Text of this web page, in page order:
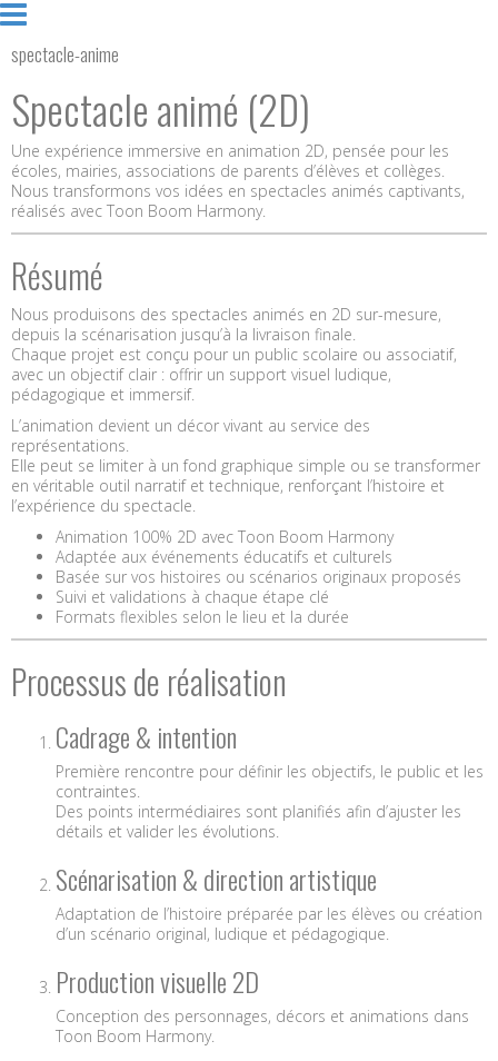
spectacle-anime
Spectacle animé (2D)
Une expérience immersive en animation 2D, pensée pour les
écoles, mairies, associations de parents d’élèves et collèges.
Nous transformons vos idées en spectacles animés captivants,
réalisés avec Toon Boom Harmony.
Résumé
Nous produisons des spectacles animés en 2D sur-mesure,
depuis la scénarisation jusqu’à la livraison finale.
Chaque projet est conçu pour un public scolaire ou associatif,
avec un objectif clair : offrir un support visuel ludique,
pédagogique et immersif.
L’animation devient un décor vivant au service des
représentations.
Elle peut se limiter à un fond graphique simple ou se transformer
en véritable outil narratif et technique, renforçant l’histoire et
l’expérience du spectacle.
Animation 100% 2D avec Toon Boom Harmony
Adaptée aux événements éducatifs et culturels
Basée sur vos histoires ou scénarios originaux proposés
Suivi et validations à chaque étape clé
Formats flexibles selon le lieu et la durée
Processus de réalisation
Cadrage & intention
Première rencontre pour définir les objectifs, le public et les
contraintes.
Des points intermédiaires sont planifiés afin d’ajuster les
détails et valider les évolutions.
Scénarisation & direction artistique
Adaptation de l’histoire préparée par les élèves ou création
d’un scénario original, ludique et pédagogique.
Production visuelle 2D
Conception des personnages, décors et animations dans
Toon Boom Harmony.